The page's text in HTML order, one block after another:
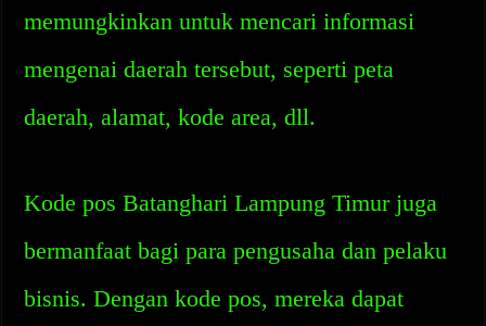
memungkinkan untuk mencari informasi
mengenai daerah tersebut, seperti peta
daerah, alamat, kode area, dll.
Kode pos Batanghari Lampung Timur juga
bermanfaat bagi para pengusaha dan pelaku
bisnis. Dengan kode pos, mereka dapat